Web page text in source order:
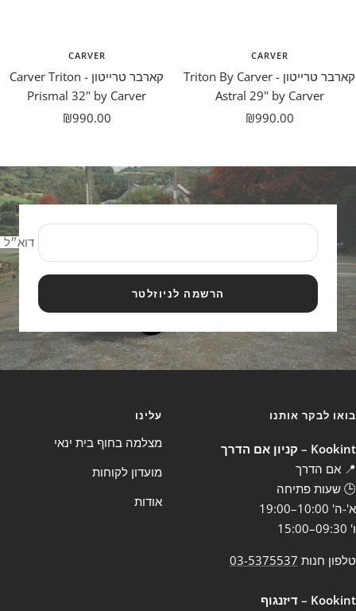
CARVER
קארבר טרייטון - Triton By Carver
Astral 29" by Carver
מבצע
₪990.00
CARVER
קארבר טרייטון - Carver Triton
Prismal 32" by Carver
מבצע
₪990.00
דוא״ל
הרשמה לניוזלטר
בואו לבקר אותנו
Kookint – קניון אם הדרך
📍 אם הדרך
🕒 שעות פתיחה
א'-ה' 10:00–19:00
ו' 09:30–15:00
טלפון חנות 03-5375537
Kookint – דיזנגוף
עלינו
מצלמה בחוף בית ינאי
מועדון לקוחות
אודות